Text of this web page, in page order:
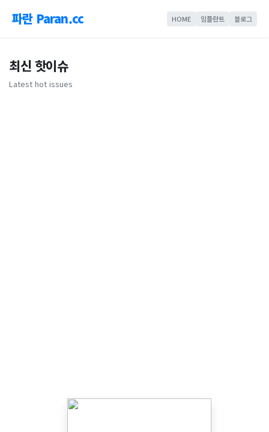
파란 Paran.cc HOME 임플란트 블로그
최신 핫이슈
Latest hot issues